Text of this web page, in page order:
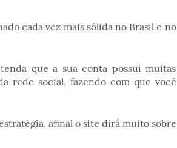
cada vez mais sólida no Brasil e no
que a sua conta possui muitas
rede social, fazendo com que você
afinal o site dirá muito sobre